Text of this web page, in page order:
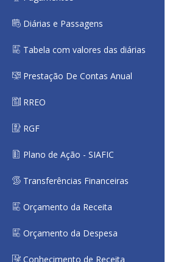
Diárias e Passagens
Tabela com valores das diárias
Prestação De Contas Anual
RREO
RGF
Plano de Ação - SIAFIC
Transferências Financeiras
Orçamento da Receita
Orçamento da Despesa
Conhecimento de Receita